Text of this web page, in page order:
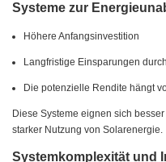
Systeme zur
Höhere Anfangsinvestition
Langfristige Einsparungen
Die potenzielle Rendite hängt
Diese Systeme eignen sich
starker Nutzung von Solarenergie.
Systemkomplexität und